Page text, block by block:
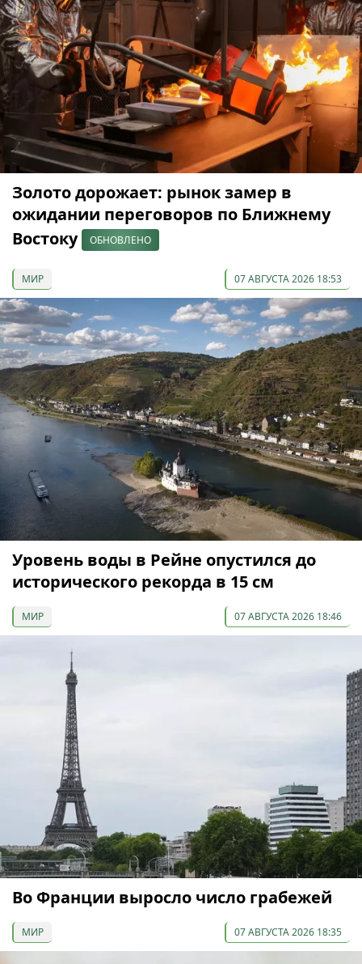
Золото дорожает: рынок замер в
ожидании переговоров по Ближнему
Востоку
ОБНОВЛЕНО
МИР 07 АВГУСТА 2026 18:53
Уровень воды в Рейне опустился до
исторического рекорда в 15 см
МИР 07 АВГУСТА 2026 18:46
Во Франции выросло число грабежей
МИР 07 АВГУСТА 2026 18:35